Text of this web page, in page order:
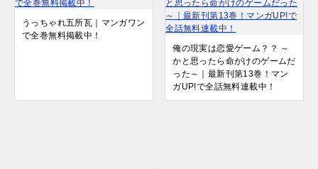
うっちゃれ五所瓦｜マンガワン
で全巻無料掲載中！
俺の現実は恋愛ゲーム？？ ～
かと思ったら命がけのゲームだ
った～｜最新刊第13巻！マン
ガUP!で全話無料連載中！